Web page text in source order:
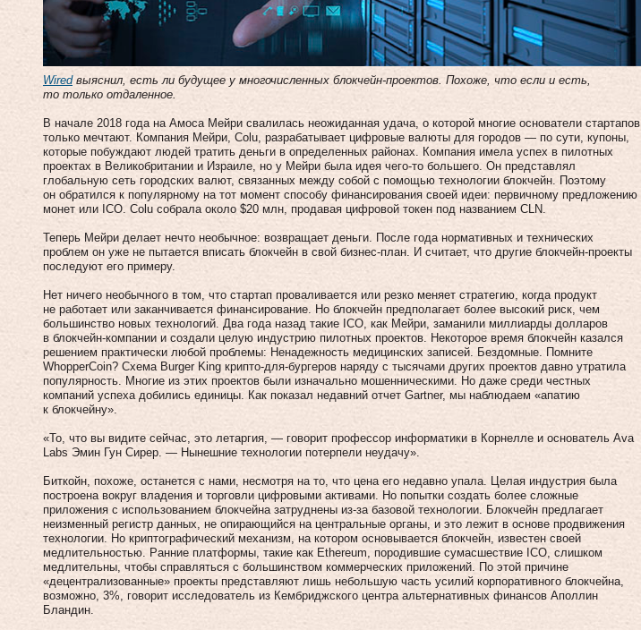
Wiredвыяснил, есть ли будущее у многочисленных блокчейн-проектов. Похоже, что если и есть,
то только отдаленное.
В начале 2018 года на Амоса Мейри свалилась неожиданная удача, о которой многие основатели стартапов
только мечтают. Компания Мейри, Colu, разрабатывает цифровые валюты для городов — по сути, купоны,
которые побуждают людей тратить деньги в определенных районах. Компания имела успех в пилотных
проектах в Великобритании и Израиле, но у Мейри была идея чего-то большего. Он представлял
глобальную сеть городских валют, связанных между собой с помощью технологии блокчейн. Поэтому
он обратился к популярному на тот момент способу финансирования своей идеи: первичному предложению
монет или ICO. Colu собрала около $20 млн, продавая цифровой токен под названием CLN.
Теперь Мейри делает нечто необычное: возвращает деньги. После года нормативных и технических
проблем он уже не пытается вписать блокчейн в свой бизнес-план. И считает, что другие блокчейн-проекты
последуют его примеру.
Нет ничего необычного в том, что стартап проваливается или резко меняет стратегию, когда продукт
не работает или заканчивается финансирование. Но блокчейн предполагает более высокий риск, чем
большинство новых технологий. Два года назад такие ICO, как Мейри, заманили миллиарды долларов
в блокчейн-компании и создали целую индустрию пилотных проектов. Некоторое время блокчейн казался
решением практически любой проблемы: Ненадежность медицинских записей. Бездомные. Помните
WhopperCoin? Схема Burger King крипто-для-бургеров наряду с тысячами других проектов давно утратила
популярность. Многие из этих проектов были изначально мошенническими. Но даже среди честных
компаний успеха добились единицы. Как показал недавний отчет Gartner, мы наблюдаем «апатию
к блокчейну».
«То, что вы видите сейчас, это летаргия, — говорит профессор информатики в Корнелле и основатель Ava
Labs Эмин Гун Сирер. — Нынешние технологии потерпели неудачу».
Биткойн, похоже, останется с нами, несмотря на то, что цена его недавно упала. Целая индустрия была
построена вокруг владения и торговли цифровыми активами. Но попытки создать более сложные
приложения с использованием блокчейна затруднены из-за базовой технологии. Блокчейн предлагает
неизменный регистр данных, не опирающийся на центральные органы, и это лежит в основе продвижения
технологии. Но криптографический механизм, на котором основывается блокчейн, известен своей
медлительностью. Ранние платформы, такие как Ethereum, породившие сумасшествие ICO, слишком
медлительны, чтобы справляться с большинством коммерческих приложений. По этой причине
«децентрализованные» проекты представляют лишь небольшую часть усилий корпоративного блокчейна,
возможно, 3%, говорит исследователь из Кембриджского центра альтернативных финансов Аполлин
Бландин.